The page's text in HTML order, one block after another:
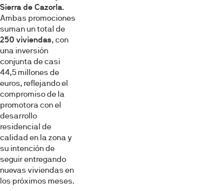
Sierra de Cazorla.
Ambas promociones
suman un total de
250 viviendas, con
una inversión
conjunta de casi
44,5 millones de
euros, reflejando el
compromiso de la
promotora con el
desarrollo
residencial de
calidad en la zona y
su intención de
seguir entregando
nuevas viviendas en
los próximos meses.